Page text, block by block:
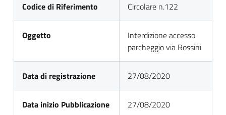
Codice di Riferimento Circolare n.122
Oggetto
Interdizione accesso
parcheggio via Rossini
Data di registrazione 27/08/2020
Data inizio Pubblicazione 27/08/2020